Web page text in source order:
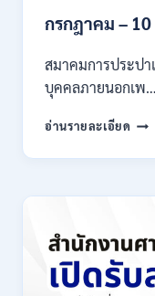
สมั
20
กร
–
13
2569
กรกฎาคม –
สมาคมการประป
บุคคลภายนอกเพ…
อ่านรายละเอียด สมา
ปร
ประ
สมัค
งาน
ป.ต